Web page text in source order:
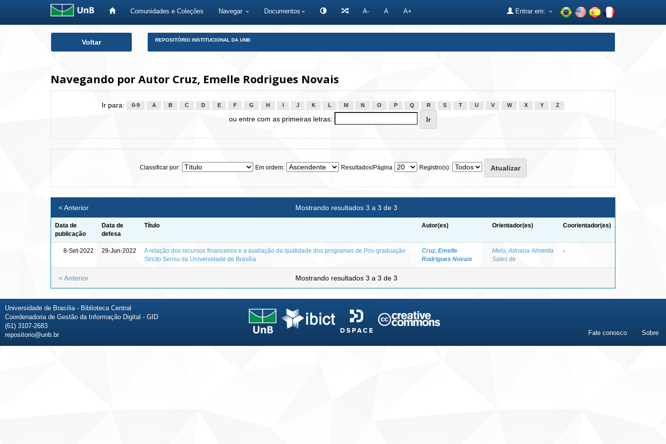
Comunidades e Coleções Navegar Documentos A- A A+ Entrar em:
Voltar REPOSITÓRIO INSTITUCIONAL DA UNB
Navegando por Autor Cruz, Emelle Rodrigues Novais
Ir para: 0-9 A B C D E F G H J K L M N O P Q R S T U V W X Y Z
ou entre com as primeiras letras:
Classificar por: Em ordem: Resultados/Página Registro(s):
Mostrando resultados 3 a 3 de 3
< Anterior
Data de
publicação
Data de
defesa
Título Autor(es) Orientador(es) Coorientador(es)
8-Set-2022 29-Jun-2022
A relação dos recursos financeiros e a avaliação da qualidade dos programas de Pós-graduação
Stricto Sensu da Universidade de Brasília
Cruz, Emelle
Rodrigues Novais
Melo, Adriana Almeida
Sales de
-
Mostrando resultados 3 a 3 de 3
< Anterior
Universidade de Brasília - Biblioteca Central
Coordenadoria de Gestão da Informação Digital - GID
(61) 3107-2683
repositorio@unb.br
Fale conosco Sobre